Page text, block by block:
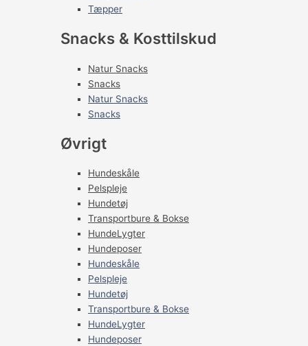
Tæpper
Snacks & Kosttilskud
Natur Snacks
Snacks
Natur Snacks
Snacks
Øvrigt
Hundeskåle
Pelspleje
Hundetøj
Transportbure & Bokse
HundeLygter
Hundeposer
Hundeskåle
Pelspleje
Hundetøj
Transportbure & Bokse
HundeLygter
Hundeposer